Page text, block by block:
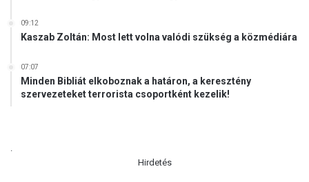
09:12
Kaszab Zoltán: Most lett volna valódi szükség a közmédiára
07:07
Minden Bibliát elkoboznak a határon, a keresztény
szervezeteket terrorista csoportként kezelik!
.
Hirdetés